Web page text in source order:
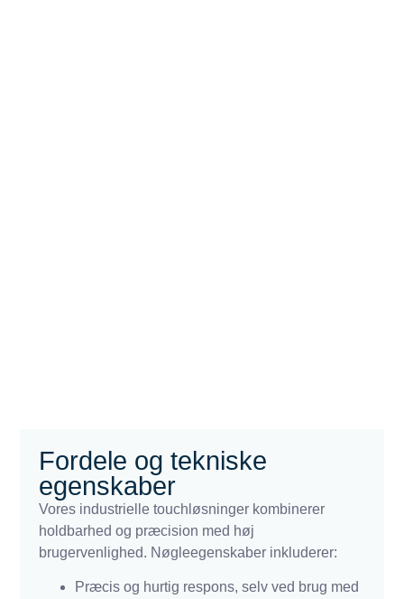
Fordele og tekniske
egenskaber
Vores industrielle touchløsninger kombinerer
holdbarhed og præcision med høj
brugervenlighed. Nøgleegenskaber inkluderer:
Præcis og hurtig respons, selv ved brug med